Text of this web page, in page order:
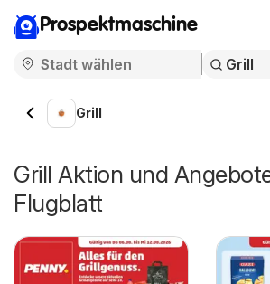
Prospektmaschine
Grill
Grill Aktion und
Flugblatt